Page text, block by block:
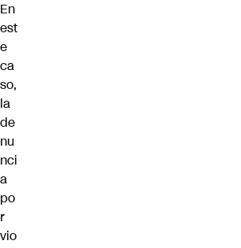
En
est
e
ca
so,
la
de
nu
nci
a
po
r
vio